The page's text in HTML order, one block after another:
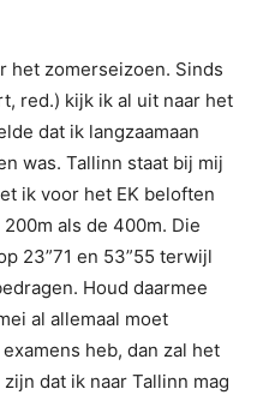
het zomerseizoen. Sinds
red.) kijk ik al uit naar het
dat ik langzaamaan
was. Tallinn staat bij mij
ik voor het EK beloften
als de 400m. Die
23”71 en 53”55 terwijl
Houd daarmee
al allemaal moet
heb, dan zal het
dat ik naar Tallinn mag